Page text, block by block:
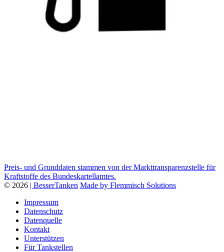
Preis- und Grunddaten stammen von der Markttransparenzstelle für
Kraftstoffe des Bundeskartellamtes.
© 2026 | BesserTanken Made by Flemmisch Solutions
Impressum
Datenschutz
Datenquelle
Kontakt
Unterstützen
Für Tankstellen